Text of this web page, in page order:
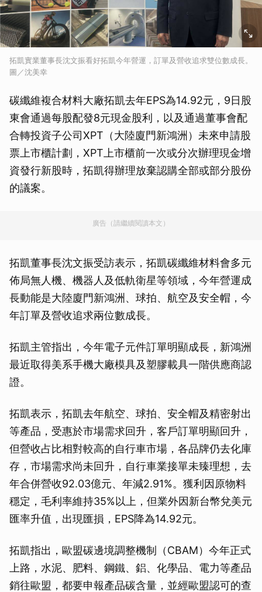
拓凱實業董事長沈文振看好拓凱今年營運，訂單及營收追求雙位數成長。
圖／沈美幸
碳纖維複合材料大廠拓凱去年EPS為14.92元，9日股
東會通過每股配發8元現金股利，以及通過董事會配
合轉投資子公司XPT（大陸廈門新鴻洲）未來申請股
票上市櫃計劃，XPT上市櫃前一次或分次辦理現金增
資發行新股時，拓凱得辦理放棄認購全部或部分股份
的議案。
廣告（請繼續閱讀本文）
拓凱董事長沈文振受訪表示，拓凱碳纖維材料會多元
佈局無人機、機器人及低軌衛星等領域，今年營運成
長動能是大陸廈門新鴻洲、球拍、航空及安全帽，今
年訂單及營收追求兩位數成長。
拓凱主管指出，今年電子元件訂單明顯成長，新鴻洲
最近取得美系手機大廠模具及塑膠載具一階供應商認
證。
拓凱表示，拓凱去年航空、球拍、安全帽及精密射出
等產品，受惠於市場需求回升，客戶訂單明顯回升，
但營收占比相對較高的自行車市場，各品牌仍去化庫
存，市場需求尚未回升，自行車業接單未臻理想，去
年合併營收92.03億元、年減2.91%。獲利因原物料
穩定，毛利率維持35%以上，但業外因新台幣兌美元
匯率升值，出現匯損，EPS降為14.92元。
拓凱指出，歐盟碳邊境調整機制（CBAM）今年正式
上路，水泥、肥料、鋼鐵、鋁、化學品、電力等產品
銷往歐盟，都要申報產品碳含量，並經歐盟認可的查